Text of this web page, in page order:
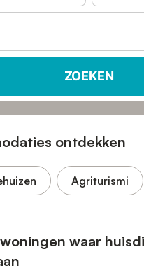
ZOEKEN
ontdekken
Agriturismi
waar